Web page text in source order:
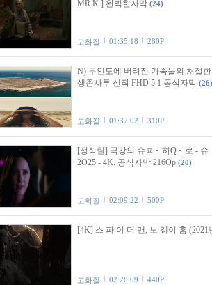
MR.K ] 완벽한자막 (24)
고화질 01:35:18 280P
N) 무인도에 버려진 가족들의 처절한
생존사투 신작 FHD 5.1 공식자막 (26)
고화질 01:37:02 310P
[정식릴] 극강의 슈ㅍㅓ히Qㅓ로 - 슈
2O25 - 4K. 공식자막 216Op (20)
고화질 02:09:22 500P
[4K] 스 파 이 더 맨, 노 웨이 홈 (2021
고화질 02:28:09 440P